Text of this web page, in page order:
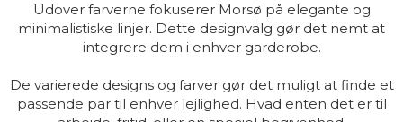
Udover farverne fokuserer Morsø på elegante og
minimalistiske linjer. Dette designvalg gør det nemt at
integrere dem i enhver garderobe.
De varierede designs og farver gør det muligt at finde et
passende par til enhver lejlighed. Hvad enten det er til